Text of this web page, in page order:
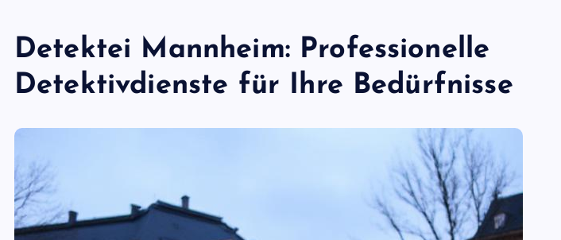
Detektei Mannheim: Professionelle
Detektivdienste für Ihre Bedürfnisse